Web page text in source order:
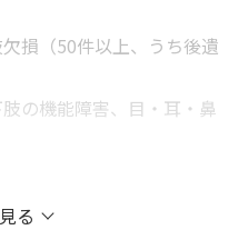
損（50件以上、うち後遺
の機能障害、目・耳・鼻
る